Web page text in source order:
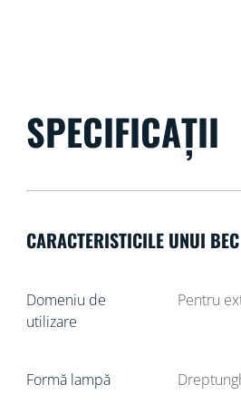
SPECIFICAȚII
CARACTERISTICILE UNUI BEC
Domeniu de
utilizare
Pentru
Formă lampă